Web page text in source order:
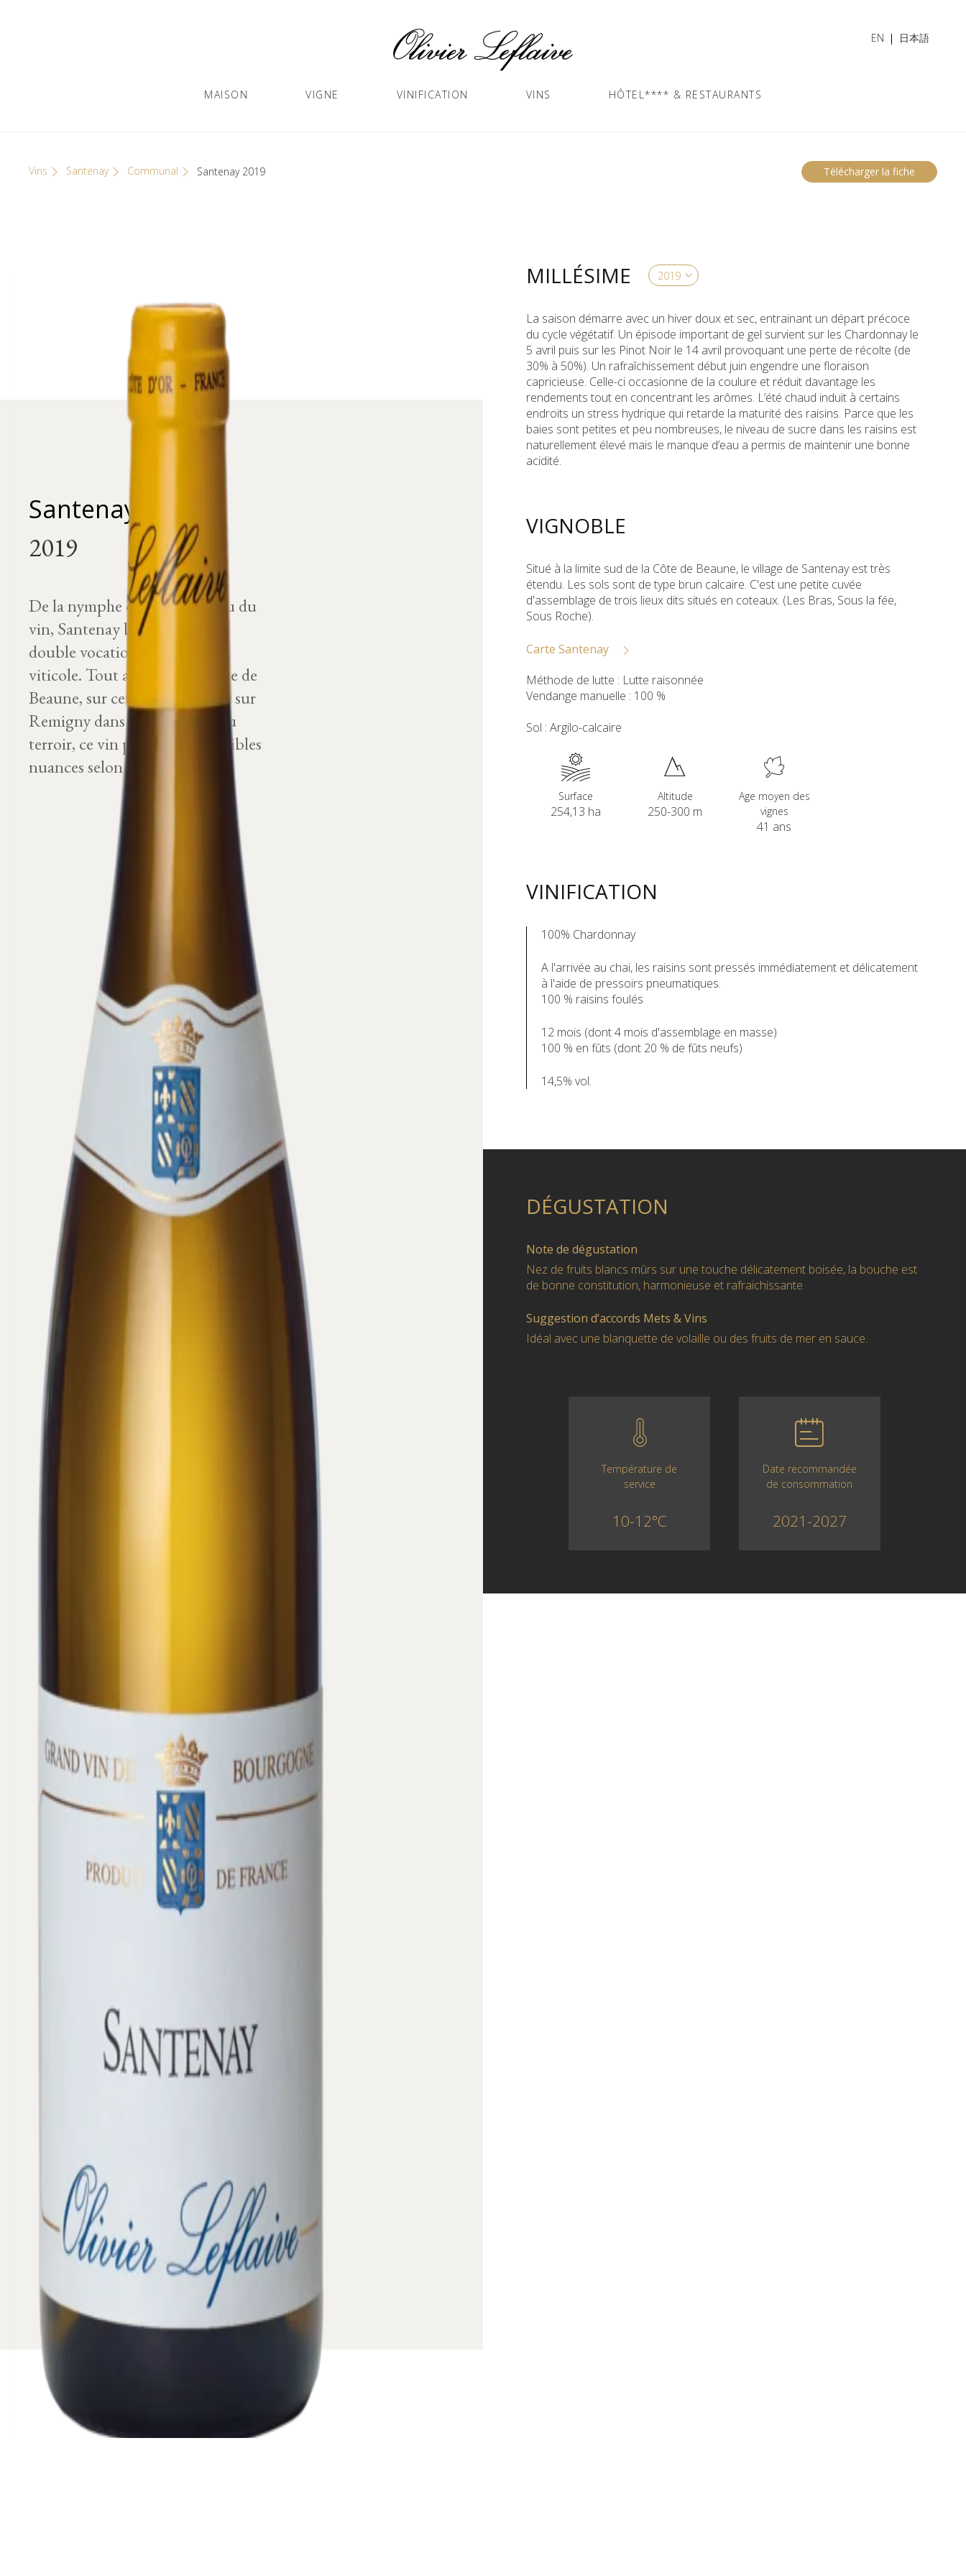
EN 日本語
MAISON VIGNE VINIFICATION VINS HÔTEL**** & RESTAURANTS
Vins Santenay Communal Santenay 2019 Télécharger la fiche
Santenay
De la nymphe des eaux au dieu du
vin, Santenay bénéficie d’une
double vocation, thermale et
viticole. Tout au sud de la Côte de
Beaune, sur cette commune et sur
Remigny dans la continuité du
terroir, ce vin présente de sensibles
nuances selon le coteau.
MILLÉSIME
La saison démarre avec un hiver doux et sec, entrainant un départ précoce
du cycle végétatif. Un épisode important de gel survient sur les Chardonnay le
5 avril puis sur les Pinot Noir le 14 avril provoquant une perte de récolte (de
30% à 50%). Un rafraîchissement début juin engendre une floraison
capricieuse. Celle-ci occasionne de la coulure et réduit davantage les
rendements tout en concentrant les arômes. L’été chaud induit à certains
endroits un stress hydrique qui retarde la maturité des raisins. Parce que les
baies sont petites et peu nombreuses, le niveau de sucre dans les raisins est
naturellement élevé mais le manque d’eau a permis de maintenir une bonne
acidité.
VIGNOBLE
Situé à la limite sud de la Côte de Beaune, le village de Santenay est très
étendu. Les sols sont de type brun calcaire. C'est une petite cuvée
d'assemblage de trois lieux dits situés en coteaux. (Les Bras, Sous la fée,
Sous Roche).
Carte Santenay
Méthode de lutte : Lutte raisonnée
Vendange manuelle : 100 %
Sol : Argilo-calcaire
Surface
254,13 ha
Altitude
250-300 m
Age moyen des
vignes
41 ans
VINIFICATION
100% Chardonnay
A l'arrivée au chai, les raisins sont pressés immédiatement et délicatement
à l'aide de pressoirs pneumatiques.
100 % raisins foulés
12 mois (dont 4 mois d'assemblage en masse)
100 % en fûts (dont 20 % de fûts neufs)
14,5% vol.
DÉGUSTATION
Note de dégustation
Nez de fruits blancs mûrs sur une touche délicatement boisée, la bouche est
de bonne constitution, harmonieuse et rafraichissante.
Suggestion d’accords Mets & Vins
Idéal avec une blanquette de volaille ou des fruits de mer en sauce.
Température de
service
10-12°C
Date recommandée
de consommation
2021-2027